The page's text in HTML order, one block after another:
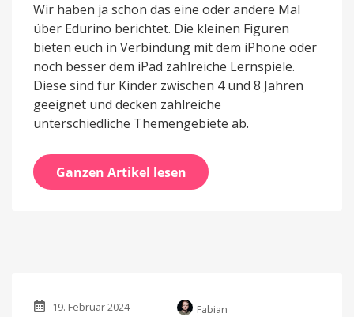
Wir haben ja schon das eine oder andere Mal
über Edurino berichtet. Die kleinen Figuren
bieten euch in Verbindung mit dem iPhone oder
noch besser dem iPad zahlreiche Lernspiele.
Diese sind für Kinder zwischen 4 und 8 Jahren
geeignet und decken zahlreiche
unterschiedliche Themengebiete ab.
Ganzen Artikel lesen
19. Februar 2024
Fabian